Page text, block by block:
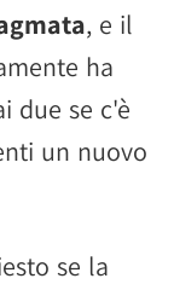
, e il
ha
due se c'è
un nuovo
se la